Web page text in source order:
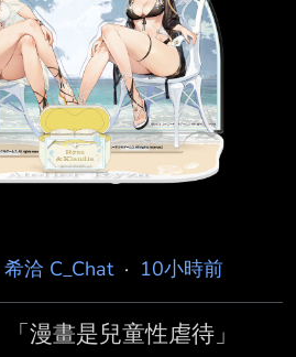
media/HPB90_kWgA
希洽 C_Chat· 10小時前
漫畫是兒童性虐待」